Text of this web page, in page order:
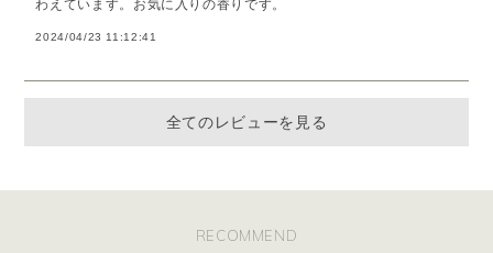
わえています。お気に入りの香りです。
2024/04/23 11:12:41
全てのレビューを見る
RECOMMEND